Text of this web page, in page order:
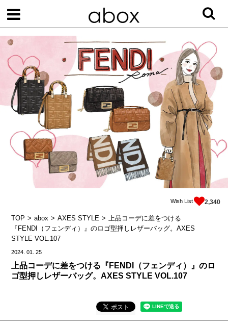
TOP abox AXES STYLE
上品コーデに差をつける
『FENDI（フェンディ）』のロゴ型押しレザーバッグ。AXES
STYLE VOL.107
Wish List 2,340
2024. 01. 25
上品コーデに差をつける『FENDI（フェンディ）』のロ
ゴ型押しレザーバッグ。AXES STYLE VOL.107